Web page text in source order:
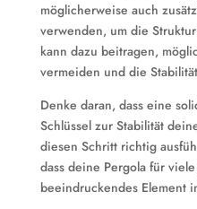
möglicherweise auch
verwenden, um die
kann dazu beitragen,
vermeiden und die
Denke daran, dass eine
Schlüssel zur Stabilität
diesen Schritt richtig
dass deine Pergola für
beeindruckendes Element